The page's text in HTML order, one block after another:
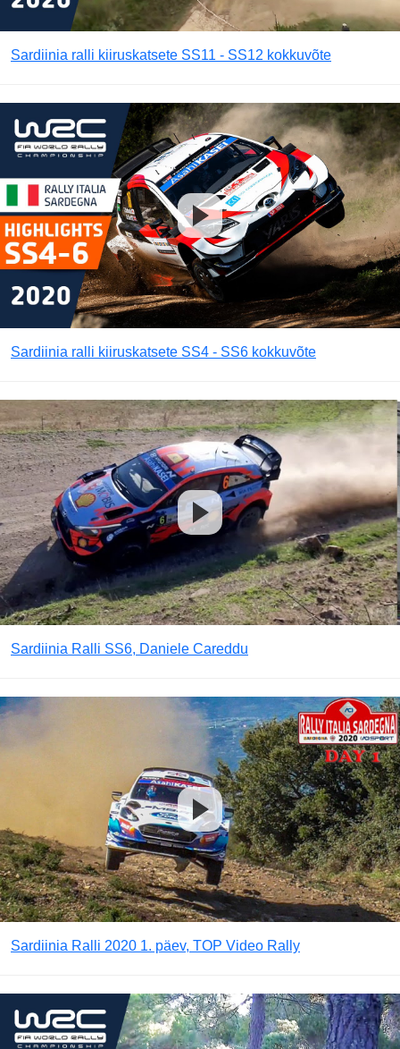
Sardiinia ralli kiiruskatsete SS11 - SS12 kokkuvõte
Sardiinia ralli kiiruskatsete SS4 - SS6 kokkuvõte
Sardiinia Ralli SS6, Daniele Careddu
Sardiinia Ralli 2020 1. päev, TOP Video Rally